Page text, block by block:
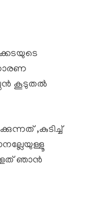
കൂടുതൽ
,കുടിച്ച്
ഞാൻ